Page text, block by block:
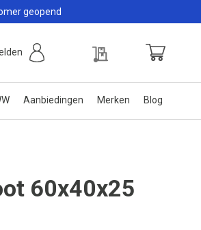
geopend
Aanbiedingen Merken Blog
60x40x25